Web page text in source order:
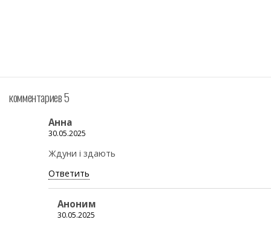
комментариев 5
Анна
30.05.2025
Ждуни і здають
Ответить
Аноним
30.05.2025